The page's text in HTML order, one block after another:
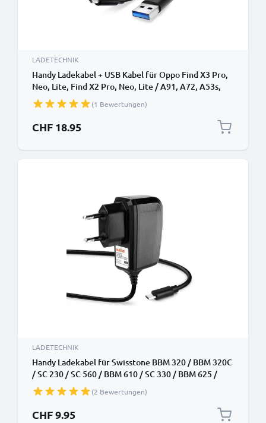
LADETECHNIK
Handy Ladekabel + USB Kabel für Oppo Find X3 Pro,
Neo, Lite, Find X2 Pro, Neo, Lite / A91, A72, A53s,
A52, A9 (2020) Smartphone - 3A USB C Type C
Ladegerät 1m, Handyladekabel
(1 Bewertungen)
CHF 18.95
LADETECHNIK
Handy Ladekabel für Swisstone BBM 320 / BBM 320C
/ SC 230 / SC 560 / BBM 610 / SC 330 / BBM 625 /
BBM 605 Smartphone - 1A / 1000mA Micro USB
Ladegerät 1.1m, Handyladekabel
(2 Bewertungen)
CHF 9.95